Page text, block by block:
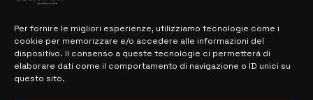
Per fornire le migliori esperienze, utilizziamo tecnologie come i
cookie per memorizzare e/o accedere alle informazioni del
dispositivo. Il consenso a queste tecnologie ci permetterà di
elaborare dati come il comportamento di navigazione o ID unici su
questo sito.
MAPPA DEL SITO
> NOTIZIE